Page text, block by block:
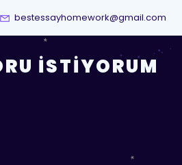
bestessayhomework@gmail.com
İSTIYORUM